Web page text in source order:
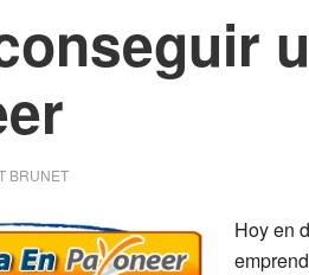
BRUNET
Hoy en